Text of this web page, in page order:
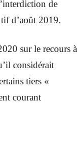
de
d’août 2019.
sur le recours à
considérait
tiers «
courant